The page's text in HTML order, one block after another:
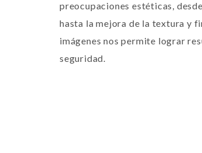
preocupaciones estéticas,
hasta la mejora de la textura y
imágenes nos permite lograr
seguridad.